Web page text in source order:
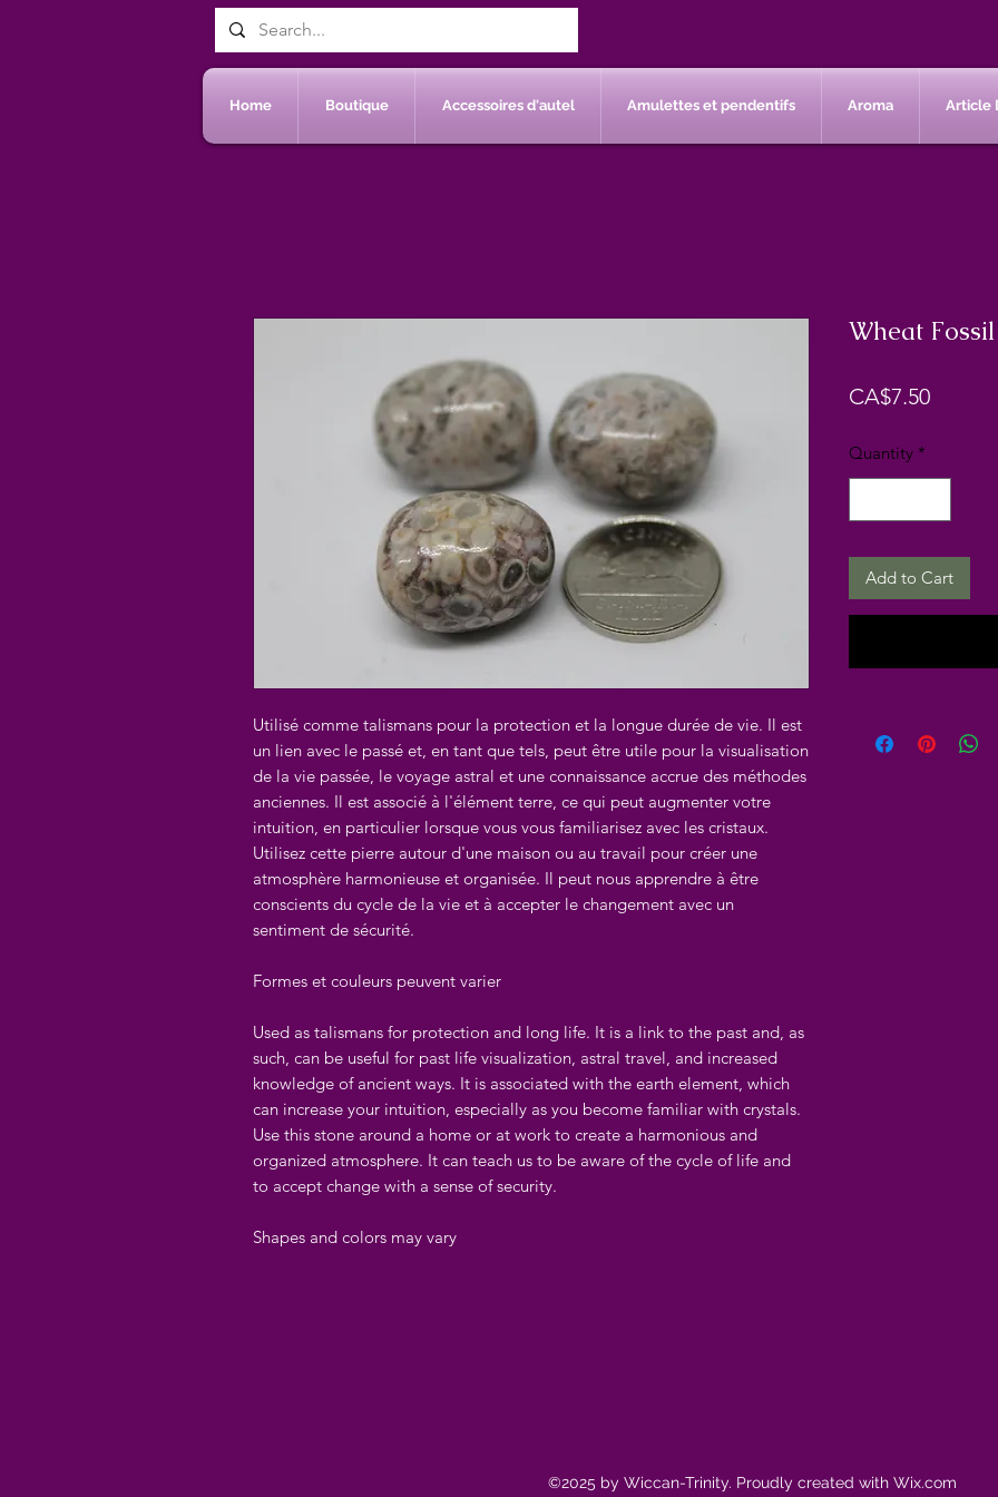
Home Boutique Accessoires d'autel Amulettes et pendentifs Aroma Article
Utilisé comme talismans pour la protection et la longue durée de vie. Il est
un lien avec le passé et, en tant que tels, peut être utile pour la visualisation
de la vie passée, le voyage astral et une connaissance accrue des méthodes
anciennes. Il est associé à l'élément terre, ce qui peut augmenter votre
intuition, en particulier lorsque vous vous familiarisez avec les cristaux.
Utilisez cette pierre autour d'une maison ou au travail pour créer une
atmosphère harmonieuse et organisée. Il peut nous apprendre à être
conscients du cycle de la vie et à accepter le changement avec un
sentiment de sécurité.
Formes et couleurs peuvent varier
Used as talismans for protection and long life. It is a link to the past and, as
such, can be useful for past life visualization, astral travel, and increased
knowledge of ancient ways. It is associated with the earth element, which
can increase your intuition, especially as you become familiar with crystals.
Use this stone around a home or at work to create a harmonious and
organized atmosphere. It can teach us to be aware of the cycle of life and
to accept change with a sense of security.
Shapes and colors may vary
Wheat Fossil
CA$7.50Price
Quantity *
Add to Cart
©2025 by Wiccan-Trinity. Proudly created with Wix.com